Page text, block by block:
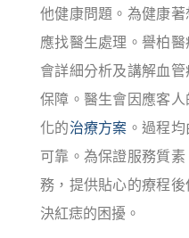
他健康問題。為健康
應找醫生處理。譽柏醫
會詳細分析及講解血
保障。醫生會因應客
化的治療方案 。過程
可靠。為保證服務質
務，提供貼心的療程
決紅痣的困擾。